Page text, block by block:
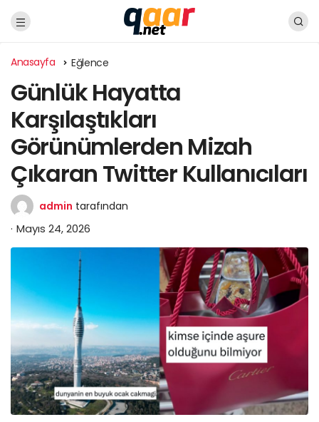
Anasayfa Eğlence
Günlük Hayatta
Karşılaştıkları
Görünümlerden Mizah
Çıkaran Twitter Kullanıcıları
admin tarafından
Mayıs 24, 2026